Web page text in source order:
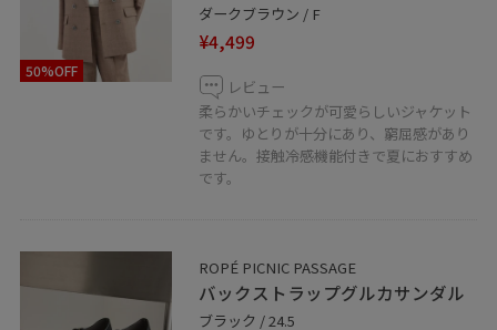
50%OFF
ダークブラウン / F
¥4,499
レビュー
柔らかいチェックが可愛らしいジャケット
です。ゆとりが十分にあり、窮屈感があり
ません。接触冷感機能付きで夏におすすめ
です。
ROPÉ PICNIC PASSAGE
バックストラップグルカサンダル
ブラック / 24.5